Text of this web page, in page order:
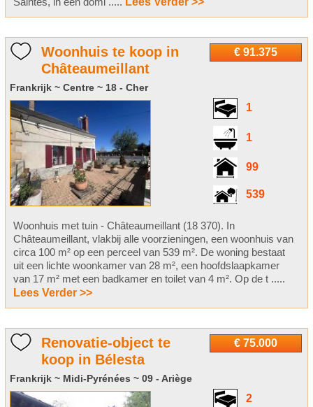
€ 91.375
Woonhuis te koop in
Châteaumeillant
Frankrijk ~ Centre ~ 18 - Cher
1
1
99
539
Woonhuis met tuin - Châteaumeillant (18 370). In
Châteaumeillant, vlakbij alle voorzieningen, een woonhuis van
circa 100 m² op een perceel van 539 m². De woning bestaat
uit een lichte woonkamer van 28 m², een hoofdslaapkamer
van 17 m² met een badkamer en toilet van 4 m². Op de t .....
Lees Verder >>
€ 75.000
Renovatie-object te
koop in Bélesta
Frankrijk ~ Midi-Pyrénées ~ 09 - Ariège
2